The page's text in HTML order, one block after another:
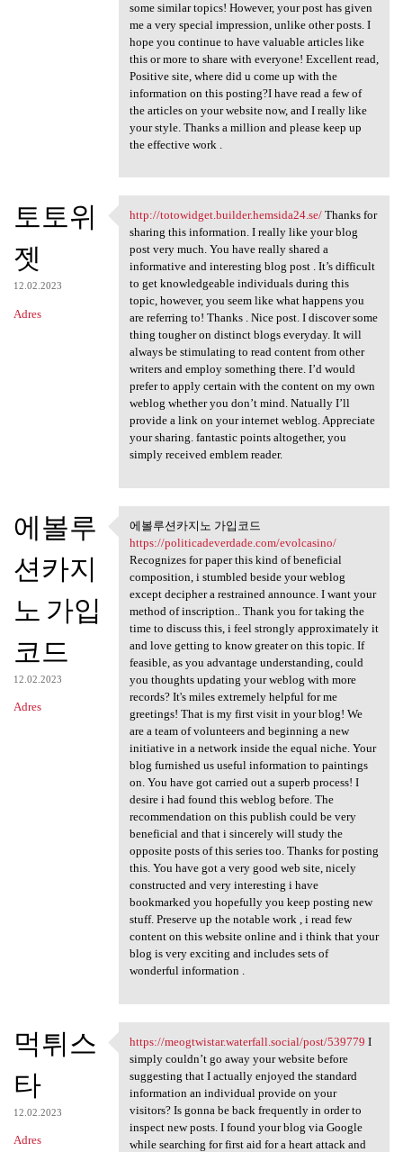
some similar topics! However, your post has given
me a very special impression, unlike other posts. I
hope you continue to have valuable articles like
this or more to share with everyone! Excellent read,
Positive site, where did u come up with the
information on this posting?I have read a few of
the articles on your website now, and I really like
your style. Thanks a million and please keep up
the effective work .
토토위
젯
12.02.2023
Adres
http://totowidget.builder
http://totowidget.builder.hemsida24.se/Thanks for
sharing this information. I really like your blog
post very much. You have really shared a
informative and interesting blog post . It’s difficult
to get knowledgeable individuals during this
topic, however, you seem like what happens you
are referring to! Thanks . Nice post. I discover some
thing tougher on distinct blogs everyday. It will
always be stimulating to read content from other
writers and employ something there. I’d would
prefer to apply certain with the content on my own
weblog whether you don’t mind. Natually I’ll
provide a link on your internet weblog. Appreciate
your sharing. fantastic points altogether, you
simply received emblem reader.
에볼루
션카지
노 가입
코드
12.02.2023
Adres
에볼루션카지노 가입코드 https:/
에볼루션카지노 가입코드
https://politicadeverdade.com/evolcasino/
Recognizes for paper this kind of beneficial
composition, i stumbled beside your weblog
except decipher a restrained announce. I want your
method of inscription.. Thank you for taking the
time to discuss this, i feel strongly approximately it
and love getting to know greater on this topic. If
feasible, as you advantage understanding, could
you thoughts updating your weblog with more
records? It's miles extremely helpful for me
greetings! That is my first visit in your blog! We
are a team of volunteers and beginning a new
initiative in a network inside the equal niche. Your
blog furnished us useful information to paintings
on. You have got carried out a superb process! I
desire i had found this weblog before. The
recommendation on this publish could be very
beneficial and that i sincerely will study the
opposite posts of this series too. Thanks for posting
this. You have got a very good web site, nicely
constructed and very interesting i have
bookmarked you hopefully you keep posting new
stuff. Preserve up the notable work , i read few
content on this website online and i think that your
blog is very exciting and includes sets of
wonderful information .
먹튀스
타
12.02.2023
Adres
https://meogtwistar.waterfall
https://meogtwistar.waterfall.social/post/539779 I
simply couldn’t go away your website before
suggesting that I actually enjoyed the standard
information an individual provide on your
visitors? Is gonna be back frequently in order to
inspect new posts. I found your blog via Google
while searching for first aid for a heart attack and